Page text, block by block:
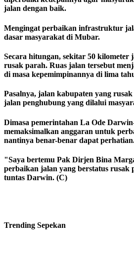
jalan dengan baik.
Mengingat perbaikan infrastruktur
dasar masyarakat di Mubar.
Secara hitungan, sekitar 50
rusak parah. Ruas jalan tersebut
di masa kepemimpinannya di lima
Pasalnya, jalan kabupaten yang
jalan penghubung yang dilalui
Dimasa pemerintahan La Ode
memaksimalkan anggaran untuk
nantinya benar-benar dapat
"Saya bertemu Pak Dirjen Bina
perbaikan jalan yang berstatus
tuntas Darwin. (C)
Trending Sepekan